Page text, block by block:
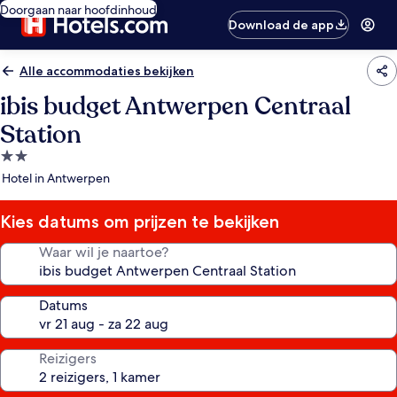
Doorgaan naar hoofdinhoud
Download de app
Alle accommodaties bekijken
ibis budget Antwerpen Centraal
Station
2.0-
sterrenaccommodatie
Hotel in Antwerpen
Kies datums om prijzen te bekijken
Waar wil je naartoe?
Datums
Reizigers